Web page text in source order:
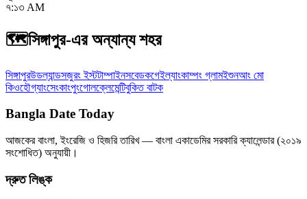
৭:১৩ AM
🗺️সিঙ্গাপুর-এর অন্যান্য শহর
সিঙ্গাপুরউডল্যান্ডসজুরং ইস্টটাম্পাইনসবেডকগেইল্যাংকাম্পং গ্লামইশুনআং মো
কিওহৌগ্যাংসেংকাংপুংগোলক্লেমেন্টিবুকিত বাটক
Bangla Date Today
আজকের বাংলা, ইংরেজি ও হিজরি তারিখ — বাংলা একাডেমির সরকারি ক্যালেন্ডার (২০১৯
সংশোধিত) অনুযায়ী।
দ্রুত লিঙ্ক